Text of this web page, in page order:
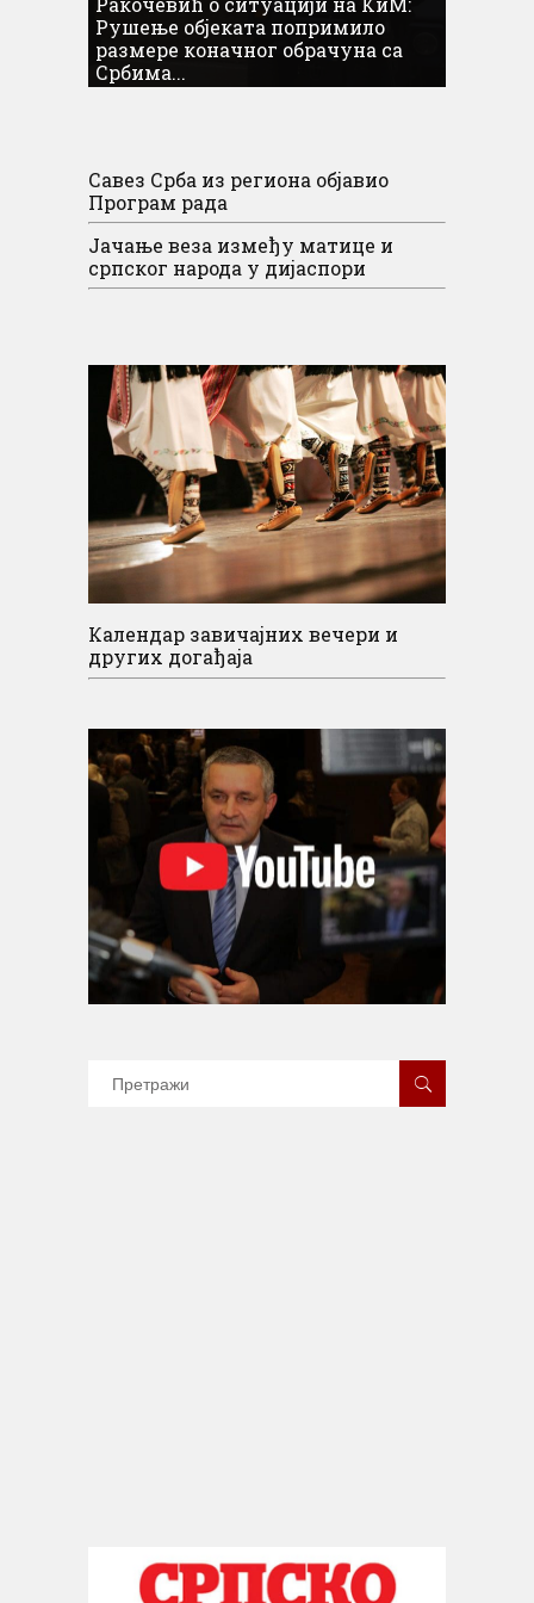
Рушење објеката попримило
размере коначног обрачуна са
Србима...
Савез Срба из региона објавио
Програм рада
Јачање веза између матице и
српског народа у дијаспори
Календар завичајних вечери и
других догађаја